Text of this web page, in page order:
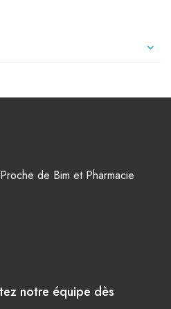
de Bim et Pharmacie
notre équipe dès